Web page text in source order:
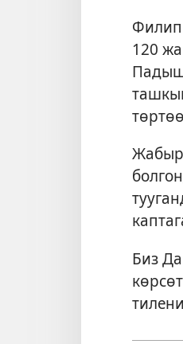
120
Жабыр
Биз